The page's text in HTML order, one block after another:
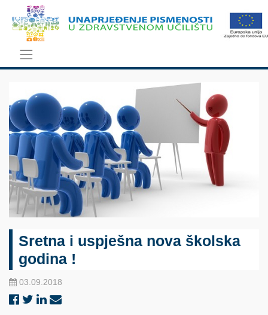
Sretna i uspješna nova školska
godina !
03.09.2018